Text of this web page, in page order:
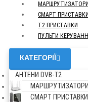
МАРШРУТИЗАТОРИ
СМАРТ ПРИСТАВКИ
Т2 ПРИСТАВКИ
ПУЛЬТИ
КАТЕГОРІЇ
АНТЕНИ DVB-Т2
МАРШРУТИЗАТОРИ
СМАРТ ПРИСТАВКИ